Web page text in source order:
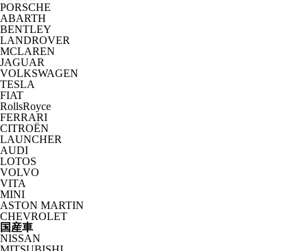
PORSCHE
ABARTH
BENTLEY
LANDROVER
MCLAREN
JAGUAR
VOLKSWAGEN
TESLA
FIAT
RollsRoyce
FERRARI
CITROËN
LAUNCHER
AUDI
LOTOS
VOLVO
VITA
MINI
ASTON MARTIN
CHEVROLET
国産車
NISSAN